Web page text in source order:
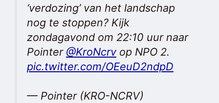
‘verdozing’ van het landschap
nog te stoppen? Kijk
zondagavond om 22:10 uur naar
Pointer @KroNcrv op NPO 2.
pic.twitter.com/OEeuD2ndpD
— Pointer (KRO-NCRV)